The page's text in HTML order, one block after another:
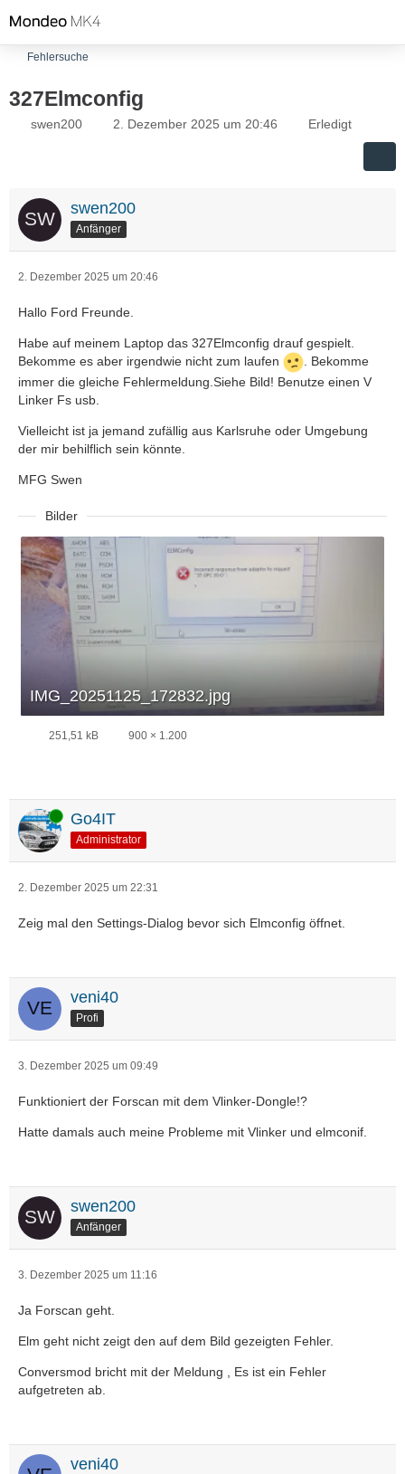
Fehlersuche
327Elmconfig
swen200 2. Dezember 2025 um 20:46 Erledigt
swen200
Anfänger
2. Dezember 2025 um 20:46
Hallo Ford Freunde.
Habe auf meinem Laptop das 327Elmconfig drauf gespielt.
Bekomme es aber irgendwie nicht zum laufen
. Bekomme
immer die gleiche Fehlermeldung.Siehe Bild! Benutze einen V
Linker Fs usb.
Vielleicht ist ja jemand zufällig aus Karlsruhe oder Umgebung
der mir behilflich sein könnte.
MFG Swen
Bilder
IMG_20251125_172832.jpg
251,51 kB 900 × 1.200
Online Go4IT
Administrator
2. Dezember 2025 um 22:31
Zeig mal den Settings-Dialog bevor sich Elmconfig öffnet.
veni40
Profi
3. Dezember 2025 um 09:49
Funktioniert der Forscan mit dem Vlinker-Dongle!?
Hatte damals auch meine Probleme mit Vlinker und elmconif.
swen200
Anfänger
3. Dezember 2025 um 11:16
Ja Forscan geht.
Elm geht nicht zeigt den auf dem Bild gezeigten Fehler.
Conversmod bricht mit der Meldung , Es ist ein Fehler
aufgetreten ab.
veni40